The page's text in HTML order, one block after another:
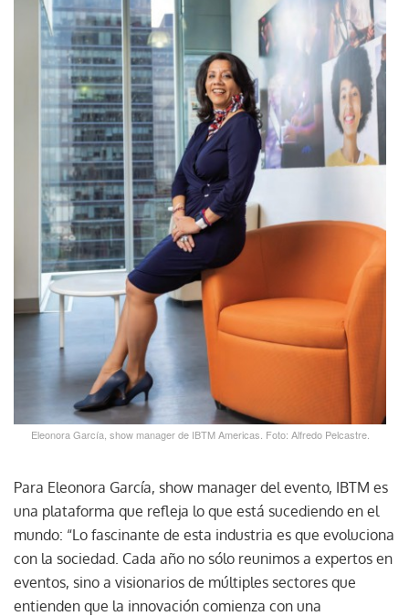
Eleonora García, show manager de IBTM Americas. Foto: Alfredo Pelcastre.
Para Eleonora García, show manager del evento, IBTM es
una plataforma que refleja lo que está sucediendo en el
mundo: “Lo fascinante de esta industria es que evoluciona
con la sociedad. Cada año no sólo reunimos a expertos en
eventos, sino a visionarios de múltiples sectores que
entienden que la innovación comienza con una